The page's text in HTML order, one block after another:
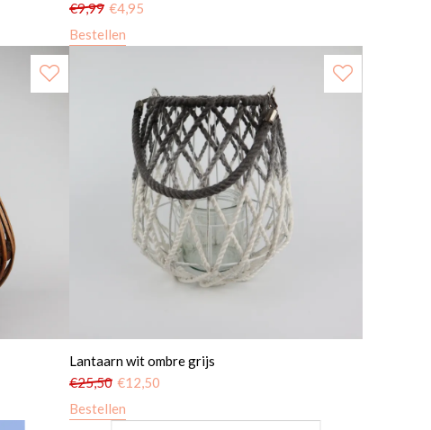
€9,99 €4,95
Bestellen
Lantaarn wit ombre grijs
€25,50 €12,50
Bestellen